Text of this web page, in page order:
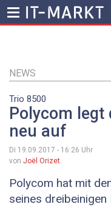
Inhalt
NEWS
Trio 8500
Polycom
neu auf
Di 19.09.2017 - 16:26 Uhr
von Joël Orizet
Polycom hat mit
seines